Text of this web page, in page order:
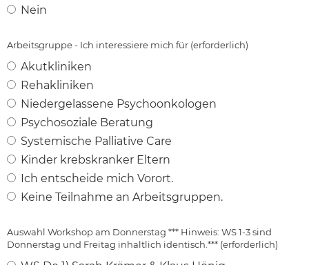
Nein
Arbeitsgruppe - Ich interessiere mich für (erforderlich)
Akutkliniken
Rehakliniken
Niedergelassene Psychoonkologen
Psychosoziale Beratung
Systemische Palliative Care
Kinder krebskranker Eltern
Ich entscheide mich Vorort.
Keine Teilnahme an Arbeitsgruppen.
Auswahl Workshop am Donnerstag *** Hinweis: WS 1-3 sind
Donnerstag und Freitag inhaltlich identisch.*** (erforderlich)